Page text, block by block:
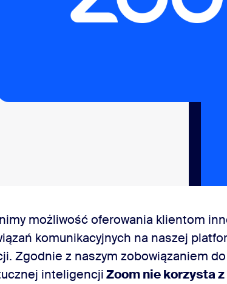
możliwość oferowania klientom
komunikacyjnych na naszej
Zgodnie z naszym zobowiązaniem
inteligencjiZoom nie korzysta